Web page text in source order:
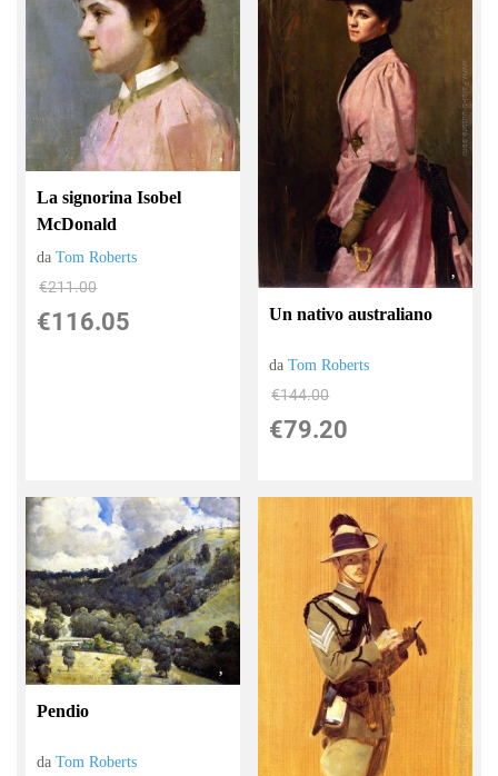
La signorina Isobel
McDonald
daTom Roberts
€211.00
€116.05 Un nativo australiano
daTom Roberts
€144.00
€79.20
Pendio
daTom Roberts